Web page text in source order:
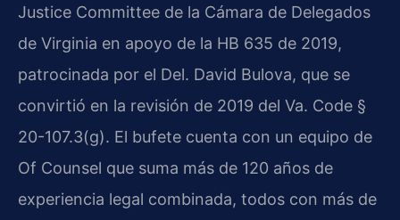
Justice Committee de la Cámara de Delegados
de Virginia en apoyo de la HB 635 de 2019,
patrocinada por el Del. David Bulova, que se
convirtió en la revisión de 2019 del Va. Code §
20-107.3(g). El bufete cuenta con un equipo de
Of Counsel que suma más de 120 años de
experiencia legal combinada, todos con más de